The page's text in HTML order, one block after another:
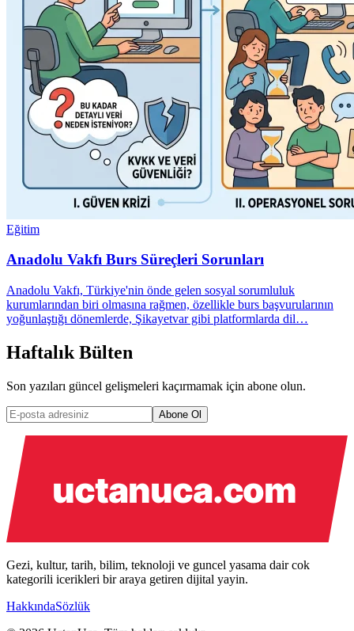
Eğitim
Anadolu Vakfı Burs Süreçleri Sorunları
Anadolu Vakfı, Türkiye'nin önde gelen sosyal sorumluluk
kurumlarından biri olmasına rağmen, özellikle burs başvurularının
yoğunlaştığı dönemlerde, Şikayetvar gibi platformlarda dil…
Haftalık Bülten
Son yazıları güncel gelişmeleri kaçırmamak için abone olun.
Abone Ol
Gezi, kultur, tarih, bilim, teknoloji ve guncel yasama dair cok
kategorili icerikleri bir araya getiren dijital yayin.
HakkındaSözlük